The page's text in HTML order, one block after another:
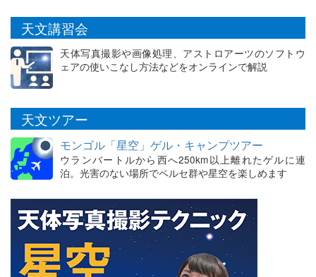
天文講習会
天体写真撮影や画像処理、アストロアーツのソフトウ
ェアの使いこなし方法などをオンラインで解説
天文ツアー
モンゴル「星空」ゲル・キャンプツアー
ウランバートルから西へ250km以上離れたゲルに連
泊。光害のない場所でペルセ群や星空を楽しめます